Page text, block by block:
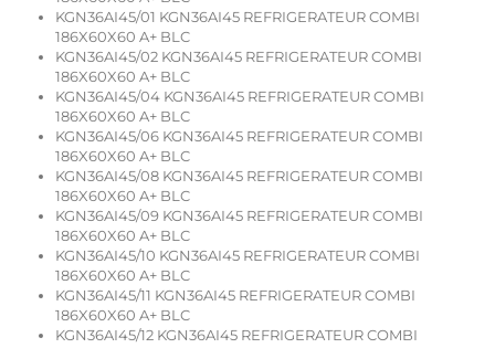
KGN36AI45/01 KGN36AI45 REFRIGERATEUR COMBI
186X60X60 A+ BLC
KGN36AI45/02 KGN36AI45 REFRIGERATEUR COMBI
186X60X60 A+ BLC
KGN36AI45/04 KGN36AI45 REFRIGERATEUR COMBI
186X60X60 A+ BLC
KGN36AI45/06 KGN36AI45 REFRIGERATEUR COMBI
186X60X60 A+ BLC
KGN36AI45/08 KGN36AI45 REFRIGERATEUR COMBI
186X60X60 A+ BLC
KGN36AI45/09 KGN36AI45 REFRIGERATEUR COMBI
186X60X60 A+ BLC
KGN36AI45/10 KGN36AI45 REFRIGERATEUR COMBI
186X60X60 A+ BLC
KGN36AI45/11 KGN36AI45 REFRIGERATEUR COMBI
186X60X60 A+ BLC
KGN36AI45/12 KGN36AI45 REFRIGERATEUR COMBI